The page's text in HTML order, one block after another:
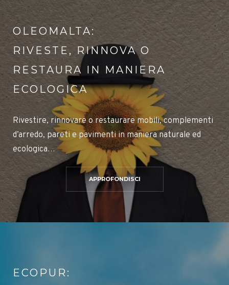
OLEOMALTA:
RIVESTE, RINNOVA O
RESTAURA IN MANIERA
ECOLOGICA
Rivestire, rinnovare o restaurare mobili, complementi
d’arredo, pareti e pavimenti in maniera naturale ed
ecologica…
APPROFONDISCI
ECOPUR: